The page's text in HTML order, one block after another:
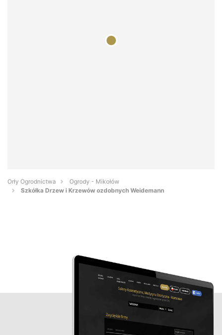
Orły Ogrodnictwa
Ogrody - Mikołów
Szkółka Drzew i Krzewów ozdobnych Weidemann